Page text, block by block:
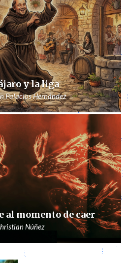
y la liga
Palacios Hernández
al momento de caer
Núñez